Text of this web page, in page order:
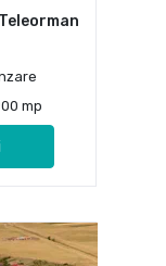
mp